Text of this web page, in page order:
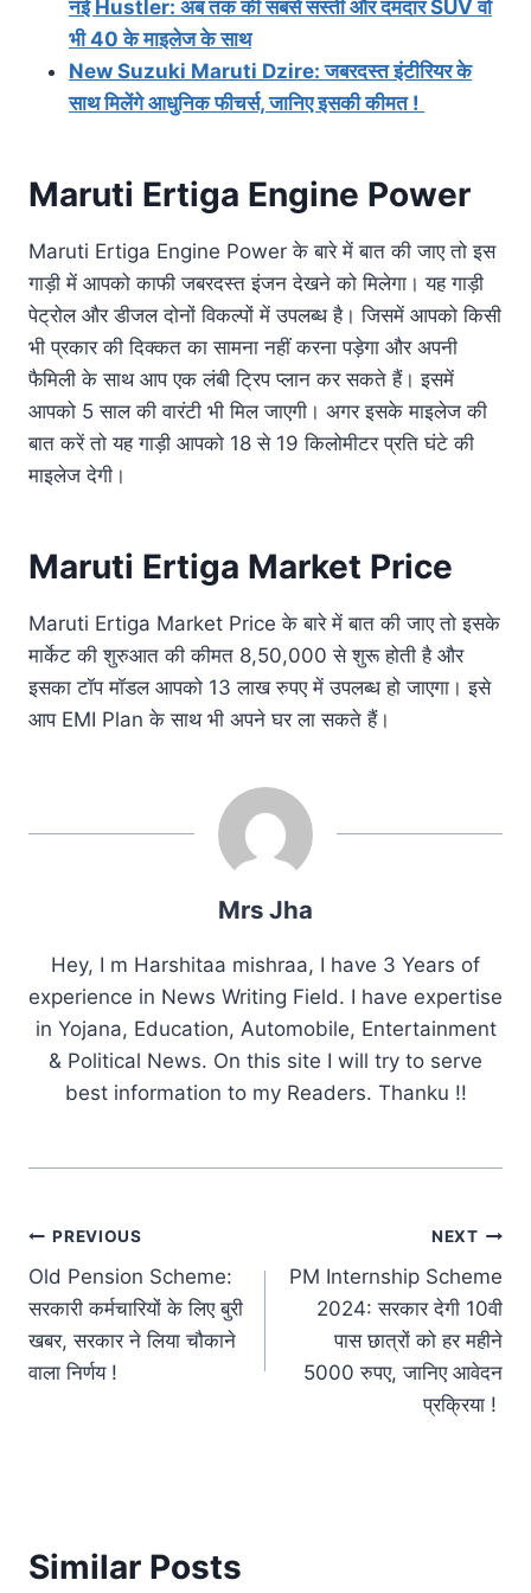
नई Hustler: अब तक की सबसे सस्ती और दमदार SUV वो
भी 40 के माइलेज के साथ
New Suzuki Maruti Dzire: जबरदस्त इंटीरियर के
साथ मिलेंगे आधुनिक फीचर्स, जानिए इसकी कीमत !
Maruti Ertiga Engine Power
Maruti Ertiga Engine Power के बारे में बात की जाए तो इस
गाड़ी में आपको काफी जबरदस्त इंजन देखने को मिलेगा। यह गाड़ी
पेट्रोल और डीजल दोनों विकल्पों में उपलब्ध है। जिसमें आपको किसी
भी प्रकार की दिक्कत का सामना नहीं करना पड़ेगा और अपनी
फैमिली के साथ आप एक लंबी ट्रिप प्लान कर सकते हैं। इसमें
आपको 5 साल की वारंटी भी मिल जाएगी। अगर इसके माइलेज की
बात करें तो यह गाड़ी आपको 18 से 19 किलोमीटर प्रति घंटे की
माइलेज देगी।
Maruti Ertiga Market Price
Maruti Ertiga Market Price के बारे में बात की जाए तो इसके
मार्केट की शुरुआत की कीमत 8,50,000 से शुरू होती है और
इसका टॉप मॉडल आपको 13 लाख रुपए में उपलब्ध हो जाएगा। इसे
आप EMI Plan के साथ भी अपने घर ला सकते हैं।
Mrs Jha
Hey, I m Harshitaa mishraa, I have 3 Years of
experience in News Writing Field. I have expertise
in Yojana, Education, Automobile, Entertainment
& Political News. On this site I will try to serve
best information to my Readers. Thanku !!
Post
navigation
PREVIOUS
Old Pension Scheme:
सरकारी कर्मचारियों के लिए बुरी
खबर, सरकार ने लिया चौकाने
वाला निर्णय !
NEXT
PM Internship Scheme
2024: सरकार देगी 10वी
पास छात्रों को हर महीने
5000 रुपए, जानिए आवेदन
प्रक्रिया !
Similar Posts